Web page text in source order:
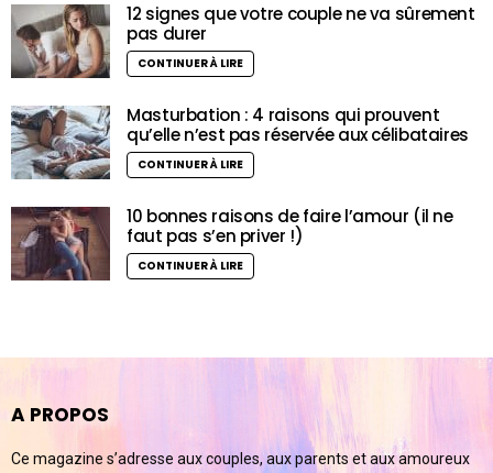
12 signes que votre couple ne va sûrement
pas durer
CONTINUER À LIRE
Masturbation : 4 raisons qui prouvent
qu’elle n’est pas réservée aux célibataires
CONTINUER À LIRE
10 bonnes raisons de faire l’amour (il ne
faut pas s’en priver !)
CONTINUER À LIRE
A PROPOS
Ce magazine s’adresse aux couples, aux parents et aux amoureux